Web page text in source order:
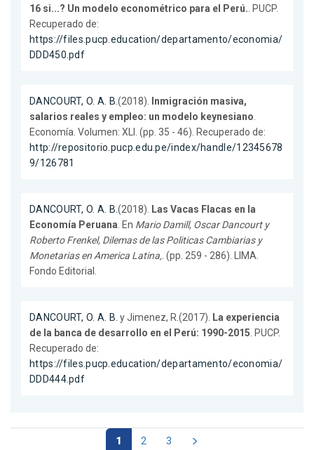
16 si...? Un modelo econométrico para el Perú.. PUCP.
Recuperado de:
https://files.pucp.education/departamento/economia/
DDD450.pdf
DANCOURT, O. A. B.(2018). Inmigración masiva,
salarios reales y empleo: un modelo keynesiano.
Economía. Volumen: XLI. (pp. 35 - 46). Recuperado de:
http://repositorio.pucp.edu.pe/index/handle/12345678
9/126781
DANCOURT, O. A. B.(2018). Las Vacas Flacas en la
Economía Peruana. En Mario Damill, Oscar Dancourt y
Roberto Frenkel, Dilemas de las Politicas Cambiarias y
Monetarias en America Latina,. (pp. 259 - 286). LIMA.
Fondo Editorial.
DANCOURT, O. A. B. y Jimenez, R.(2017). La experiencia
de la banca de desarrollo en el Perú: 1990-2015. PUCP.
Recuperado de:
https://files.pucp.education/departamento/economia/
DDD444.pdf
1 2 3